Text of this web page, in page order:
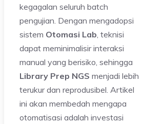
kegagalan seluruh batch
pengujian. Dengan mengadopsi
sistem Otomasi Lab, teknisi
dapat meminimalisir interaksi
manual yang berisiko, sehingga
Library Prep NGS menjadi lebih
terukur dan reprodusibel. Artikel
ini akan membedah mengapa
otomatisasi adalah investasi